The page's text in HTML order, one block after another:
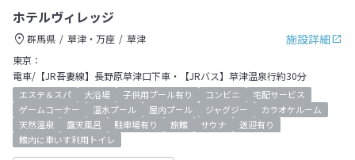
ホテルヴィレッジ
施設詳細
群馬県 草津・万座
草津
東京：
電車/【JR吾妻線】長野原草津口下車・【JRバス】草津温泉行約30分
エステ＆スパ 大浴場 子供用プール有り コンビニ
宅配サービス
ゲームコーナー
温水プール 屋内プール ジャグジー
カラオケルーム
天然温泉
露天風呂 駐車場有り 旅館 サウナ
送迎有り
館内に車いす利用トイレ